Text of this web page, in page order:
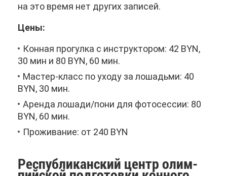
на это вре­мя нет дру­гих за­пи­сей.
Це­ны:
Кон­ная про­гул­ка с ин­струк­то­ром: 42 BYN,
30 мин и 80 BYN, 60 мин.
Ма­стер-класс по ухо­ду за ло­ша­дь­ми: 40
BYN, 30 мин.
Арен­да ло­ша­ди/по­ни для фо­то­сес­сии: 80
BYN, 60 мин.
Про­жи­ва­ние: от 240 BYN
Рес­пуб­ли­кан­ский центр олим­